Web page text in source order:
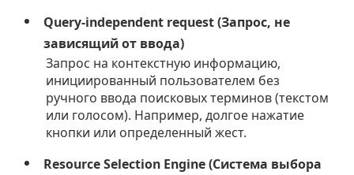
Query-independent request (Запрос, не
зависящий от ввода)
Запрос на контекстную информацию,
инициированный пользователем без
ручного ввода поисковых терминов (текстом
или голосом). Например, долгое нажатие
кнопки или определенный жест.
Resource Selection Engine (Система выбора